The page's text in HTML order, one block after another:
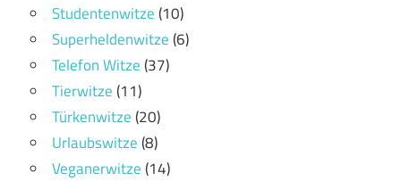
Studentenwitze(10)
Superheldenwitze(6)
Telefon Witze(37)
Tierwitze(11)
Türkenwitze(20)
Urlaubswitze(8)
Veganerwitze(14)